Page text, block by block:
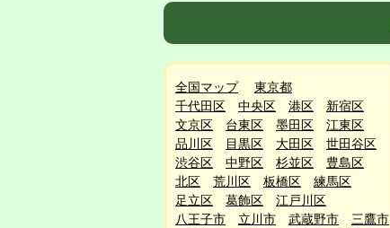
全国マップ
東京都
千代田区
中央区 港区
新宿区
文京区
台東区 墨田区
江東区
品川区
目黒区 大田区
世田谷区
渋谷区
中野区 杉並区
豊島区
北区
荒川区 板橋区
練馬区
足立区
葛飾区
江戸川区
八王子市
立川市 武蔵野市
三鷹市